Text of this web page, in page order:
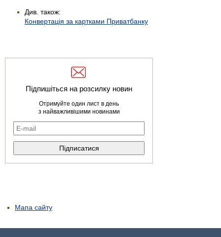
Див. також:
Конвертація за картками Приватбанку
Підпишіться на розсилку новин
Отримуйте один лист в день
з найважливішими новинами
Мапа сайту